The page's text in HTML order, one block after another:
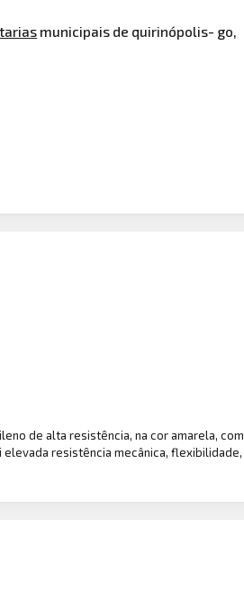
municipais de quirinópolis- go,
de alta resistência, na cor amarela, com
resistência mecânica, flexibilidade,